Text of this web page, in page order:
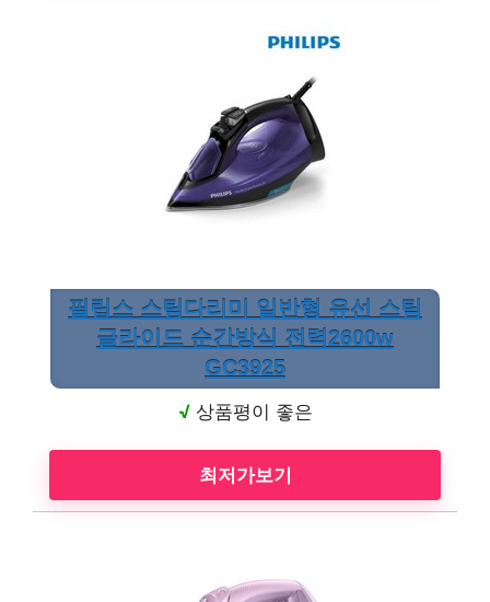
필립스 스팀다리미 일반형 유선 스팀
글라이드 순간방식 전력2600w
GC3925
√상품평이 좋은
최저가보기